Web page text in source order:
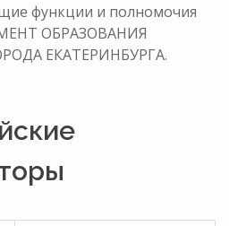
функции и полномочия
ОБРАЗОВАНИЯ
ЕКАТЕРИНБУРГА.